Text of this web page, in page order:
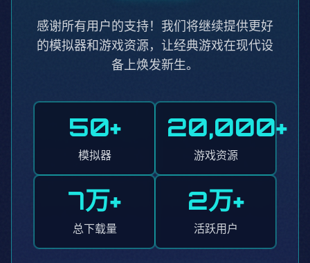
感谢所有用户的支持！我们将继续提供更好
的模拟器和游戏资源，让经典游戏在现代设
备上焕发新生。
50+
模拟器
20,000+
游戏资源
7万+
总下载量
2万+
活跃用户